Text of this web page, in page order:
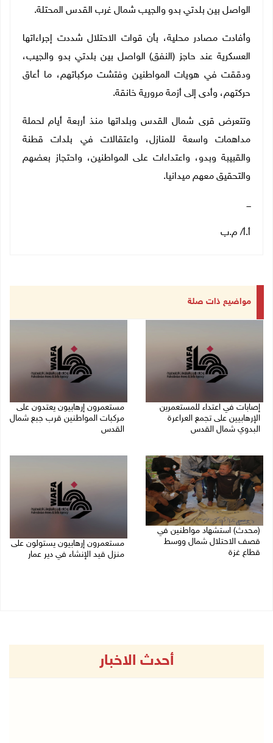
الواصل بين بلدتي بدو والجيب شمال غرب القدس المحتلة.
وأفادت مصادر محلية، بأن قوات الاحتلال شددت إجراءاتها
العسكرية عند حاجز (النفق) الواصل بين بلدتي بدو والجيب،
ودققت في هويات المواطنين وفتشت مركباتهم، ما أعاق
حركتهم، وأدى إلى أزمة مرورية خانقة.
وتتعرض قرى شمال القدس وبلداتها منذ أربعة أيام لحملة
مداهمات واسعة للمنازل، واعتقالات في بلدات قطنة
والقبيبة وبدو، واعتداءات على المواطنين، واحتجاز بعضهم
والتحقيق معهم ميدانيا.
ـــ
أ.أ/ م.ب
مواضيع ذات صلة
إصابات في اعتداء للمستعمرين
الإرهابيين على تجمع العراعرة
البدوي شمال القدس
مستعمرون إرهابيون يعتدون على
مركبات المواطنين قرب جبع شمال
القدس
(محدث) استشهاد مواطنين في
قصف الاحتلال شمال ووسط
قطاع غزة
مستعمرون إرهابيون يستولون على
منزل قيد الإنشاء في دير عمار
أحدث الاخبار